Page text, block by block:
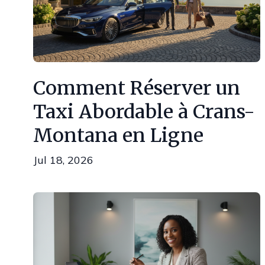
Comment Réserver un
Taxi Abordable à Crans-
Montana en Ligne
Jul 18, 2026